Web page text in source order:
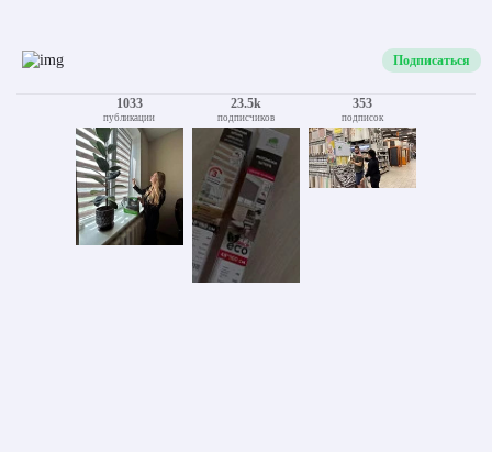
Подписаться
1033
публикации
23.5k
подписчиков
353
подписок